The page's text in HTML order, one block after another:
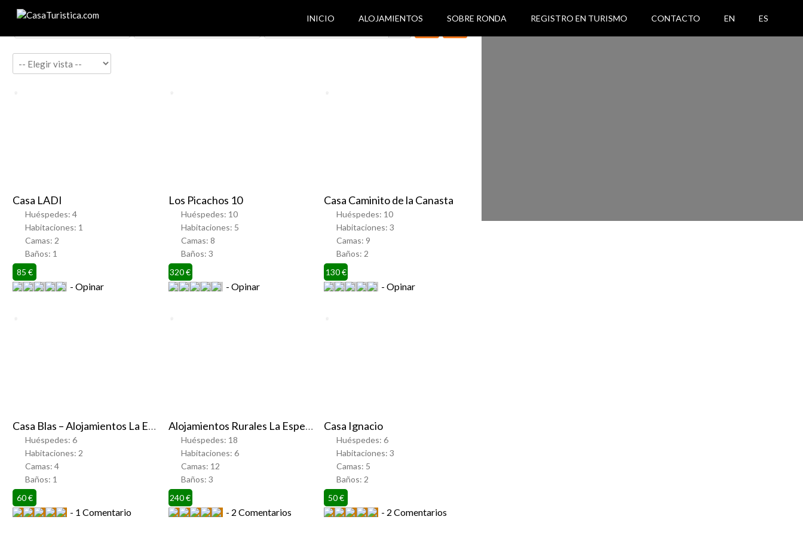
INICIO ALOJAMIENTOS SOBRE RONDA REGISTRO EN TURISMO CONTACTO EN ES
Casa LADI
Huéspedes: 4
Habitaciones: 1
Camas: 2
Baños: 1
85 €
Opinar
Los Picachos 10
Huéspedes: 10
Habitaciones: 5
Camas: 8
Baños: 3
320 €
Opinar
Casa Caminito de la Canasta
Huéspedes: 10
Habitaciones:3
Camas: 9
Baños: 2
130 €
Opinar
Casa Blas – Alojamientos La Esperanza
Huéspedes: 6
Habitaciones: 2
Camas: 4
Baños: 1
60 €
1 Comentario
Alojamientos Rurales La Esperanza
Huéspedes: 18
Habitaciones: 6
Camas: 12
Baños: 3
240 €
2 Comentarios
Casa Ignacio
Huéspedes:6
Habitaciones:3
Camas: 5
Baños: 2
50 €
2 Comentarios